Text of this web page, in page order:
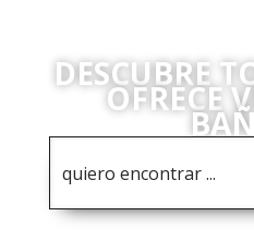
DESCUBRE
OFRECE